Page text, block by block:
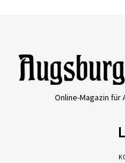
Online-Magazin für